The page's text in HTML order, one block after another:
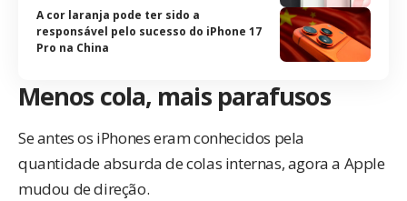
A cor laranja pode ter sido a
responsável pelo sucesso do iPhone 17
Pro na China
Menos cola, mais parafusos
Se antes os iPhones eram conhecidos pela
quantidade absurda de colas internas, agora a Apple
mudou de direção.